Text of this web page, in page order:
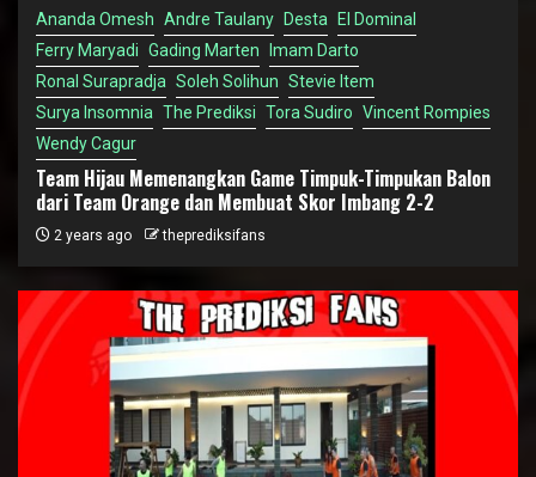
Ananda Omesh Andre Taulany Desta
El Dominal
Ferry Maryadi Gading Marten
Imam Darto
Ronal Surapradja Soleh Solihun Stevie Item
Surya Insomnia The Prediksi Tora Sudiro Vincent Rompies
Wendy Cagur
Team Hijau Memenangkan Game Timpuk-Timpukan Balon
dari Team Orange dan Membuat Skor Imbang 2-2
2 years ago theprediksifans